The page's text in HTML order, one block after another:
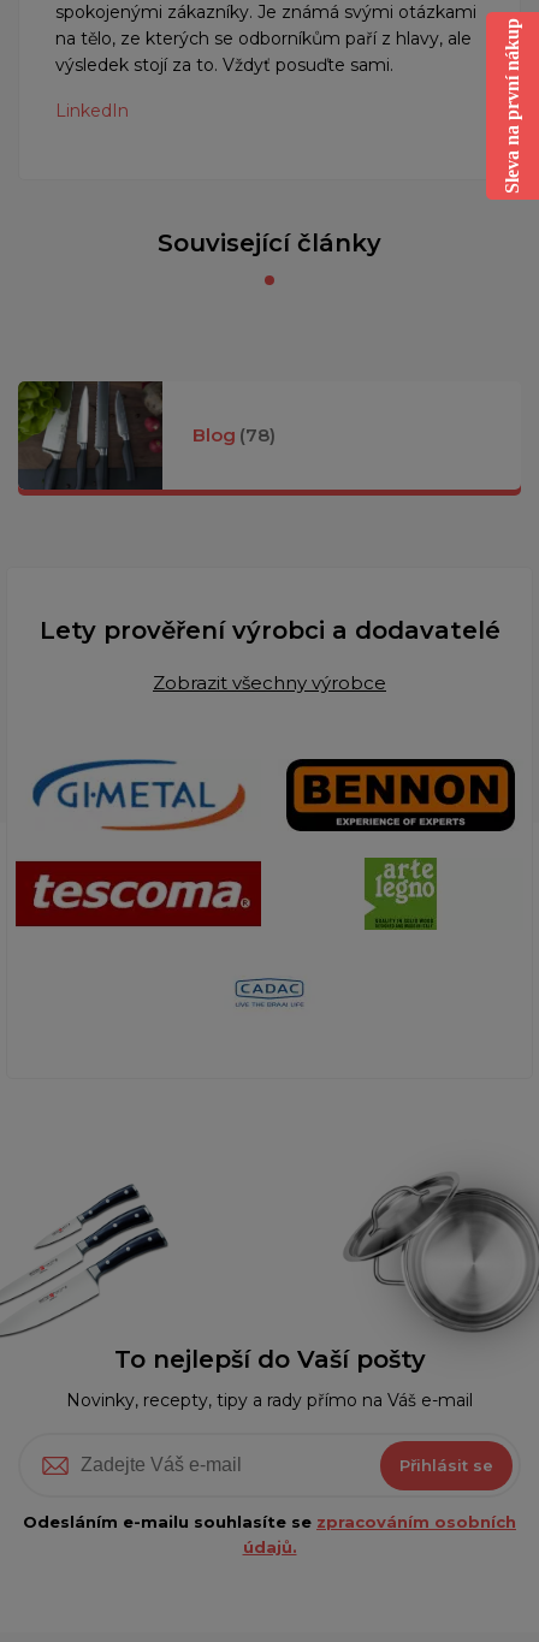
spokojenými zákazníky. Je známá svými otázkami
na tělo, ze kterých se odborníkům paří z hlavy, ale
výsledek stojí za to. Vždyť posuďte sami.
LinkedIn
Související články
Blog (78)
Lety prověření výrobci a dodavatelé
Zobrazit všechny výrobce
To nejlepší do Vaší pošty
Novinky, recepty, tipy a rady přímo na Váš e-mail
Přihlásit se
Odesláním e-mailu souhlasíte se zpracováním osobních
údajů.
Sleva na první nákup